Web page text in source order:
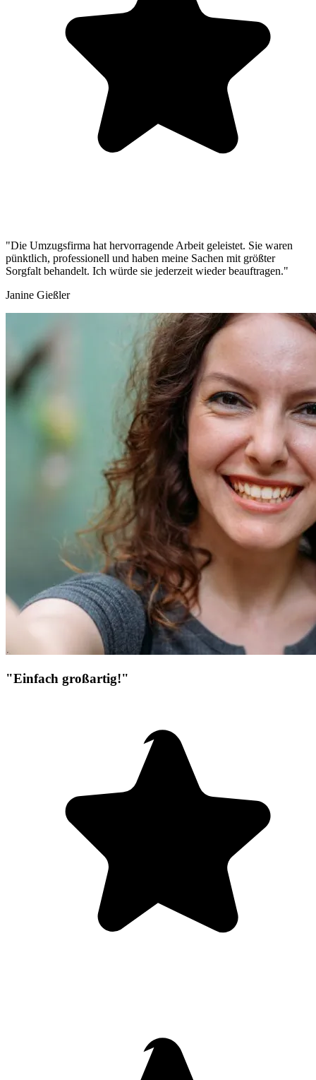
"Die Umzugsfirma hat hervorragende Arbeit geleistet. Sie waren
pünktlich, professionell und haben meine Sachen mit größter
Sorgfalt behandelt. Ich würde sie jederzeit wieder beauftragen."
Janine Gießler
"Einfach großartig!"